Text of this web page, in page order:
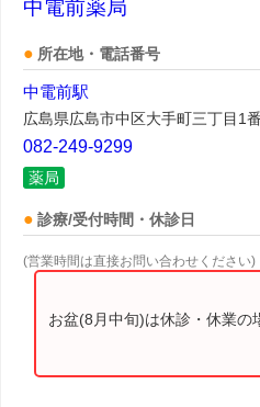
中電前薬局
所在地・電話番号
中電前駅
広島県広島市中区大手町三丁目1
082-249-9299
薬局
診療/受付時間・休診日
(営業時間は直接お問い合わせください)
お盆(8月中旬)は休診・休業の